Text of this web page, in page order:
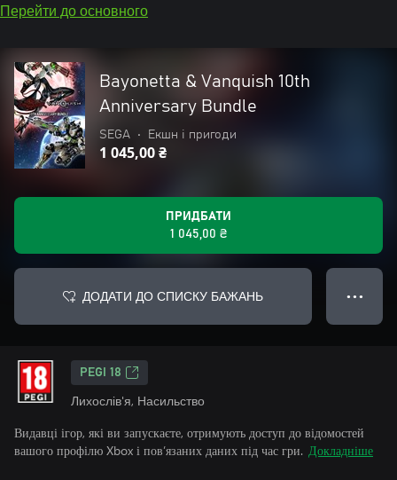
Перейти до основного
Bayonetta & Vanquish 10th
Anniversary Bundle
SEGA • Екшн і пригоди
1 045,00 ₴
ПРИДБАТИ
1 045,00 ₴
ДОДАТИ ДО СПИСКУ БАЖАНЬ ● ● ●
PEGI 18
Лихослів'я, Насильство
Видавці ігор, які ви запускаєте, отримують доступ до відомостей
вашого профілю Xbox і пов’язаних даних під час гри. Докладніше